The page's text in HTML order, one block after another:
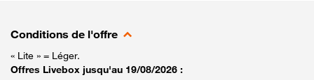
Conditions de l'offre
« Lite » = Léger.
Offres Livebox jusqu'au 19/08/2026 :